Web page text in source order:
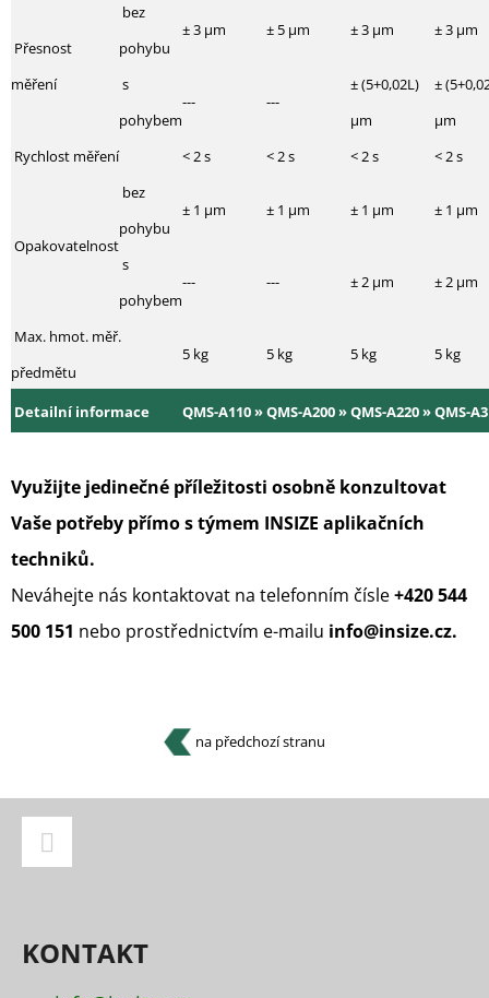
Přesnost
měření
bez
pohybu
± 3 µm ± 5 µm ± 3 µm ± 3 µm
s
pohybem
--- ---
± (5+0,02L)
µm
±
µm
Rychlost měření
< 2 s < 2 s < 2 s < 2 s
Opakovatelnost
bez
pohybu
± 1 µm ± 1 µm ± 1 µm ± 1 µm
s
pohybem
--- --- ± 2 µm ± 2 µm
Max. hmot. měř.
předmětu
5 kg 5 kg 5 kg 5 kg
Detailní informace QMS-A110 »QMS-A200 »QMS-A220 »QMS-
Využijte jedinečné příležitosti osobně konzultovat
Vaše potřeby přímo s týmem INSIZE aplikačních
techniků.
Neváhejte nás kontaktovat na telefonním čísle+420 544
500 151 nebo prostřednictvím e-mailu info@insize.cz.
na předchozí stranu
KONTAKT